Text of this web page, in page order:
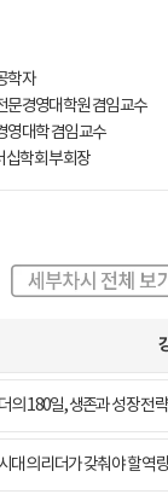
학자
문경영대학원 겸임교수
영대학 겸임교수
학회 부회장
의 180일, 생존과 성장 전략
대의 리더가 갖춰야 할 역